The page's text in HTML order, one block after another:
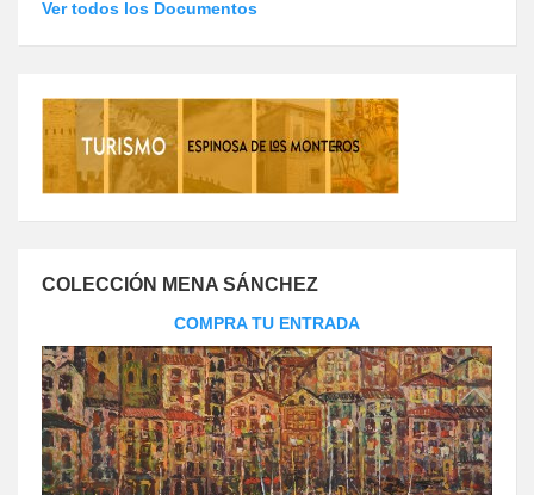
Ver todos los Documentos
COLECCIÓN MENA SÁNCHEZ
COMPRA TU ENTRADA